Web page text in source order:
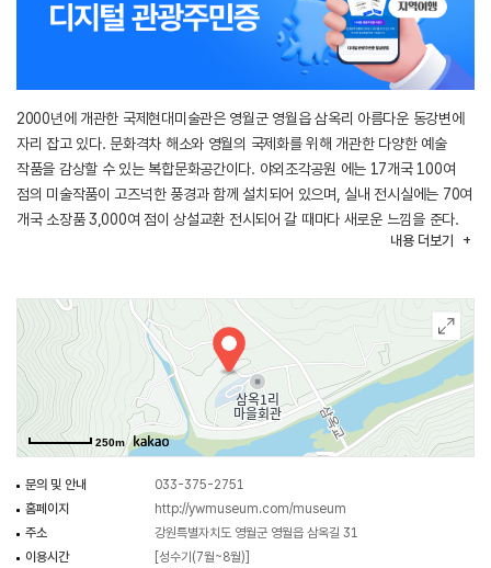
2000년에 개관한 국제현대미술관은 영월군 영월읍 삼옥리 아름다운 동강변에
자리 잡고 있다. 문화격차 해소와 영월의 국제화를 위해 개관한 다양한 예술
작품을 감상할 수 있는 복합문화공간이다. 야외조각공원 에는 17개국 100여
점의 미술작품이 고즈넉한 풍경과 함께 설치되어 있으며, 실내 전시실에는 70여
개국 소장품 3,000여 점이 상설교환 전시되어 갈 때마다 새로운 느낌을 준다.
내용 더보기
250m
문의 및 안내
033-375-2751
홈페이지
http://ywmuseum.com/museum
주소
강원특별자치도 영월군 영월읍 삼옥길 31
이용시간
[성수기(7월~8월)]